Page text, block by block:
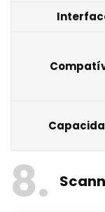
8